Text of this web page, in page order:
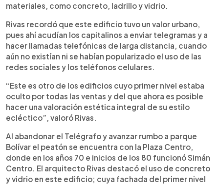
materiales, como concreto, ladrillo y vidrio.
Rivas recordó que este edificio tuvo un valor urbano,
pues ahí acudían los capitalinos a enviar telegramas y a
hacer llamadas telefónicas de larga distancia, cuando
aún no existían ni se habían popularizado el uso de las
redes sociales y los teléfonos celulares.
“Este es otro de los edificios cuyo primer nivel estaba
oculto por todas las ventas y del que ahora es posible
hacer una valoración estética integral de su estilo
ecléctico”, valoró Rivas.
Al abandonar el Telégrafo y avanzar rumbo a parque
Bolívar el peatón se encuentra con la Plaza Centro,
donde en los años 70 e inicios de los 80 funcionó Simán
Centro. El arquitecto Rivas destacó el uso de concreto
y vidrio en este edificio; cuya fachada del primer nivel